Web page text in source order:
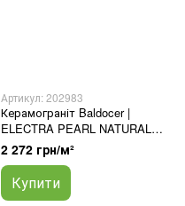
Артикул: 202983
Керамограніт Baldocer |
ELECTRA PEARL NATURAL
60X120
2 272 грн/м²
Купити